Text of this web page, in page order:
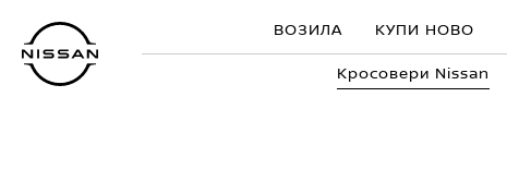
главната
содржина
ВОЗИЛА КУПИ НОВО
Кросовери Nissan